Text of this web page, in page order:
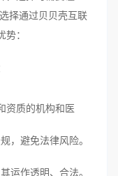
择通过贝贝壳互联
：
资质的机构和医
，避免法律风险。
运作透明、合法。